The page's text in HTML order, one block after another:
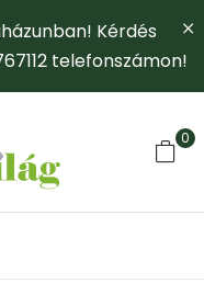
Kérdés
telefonszámon!
0